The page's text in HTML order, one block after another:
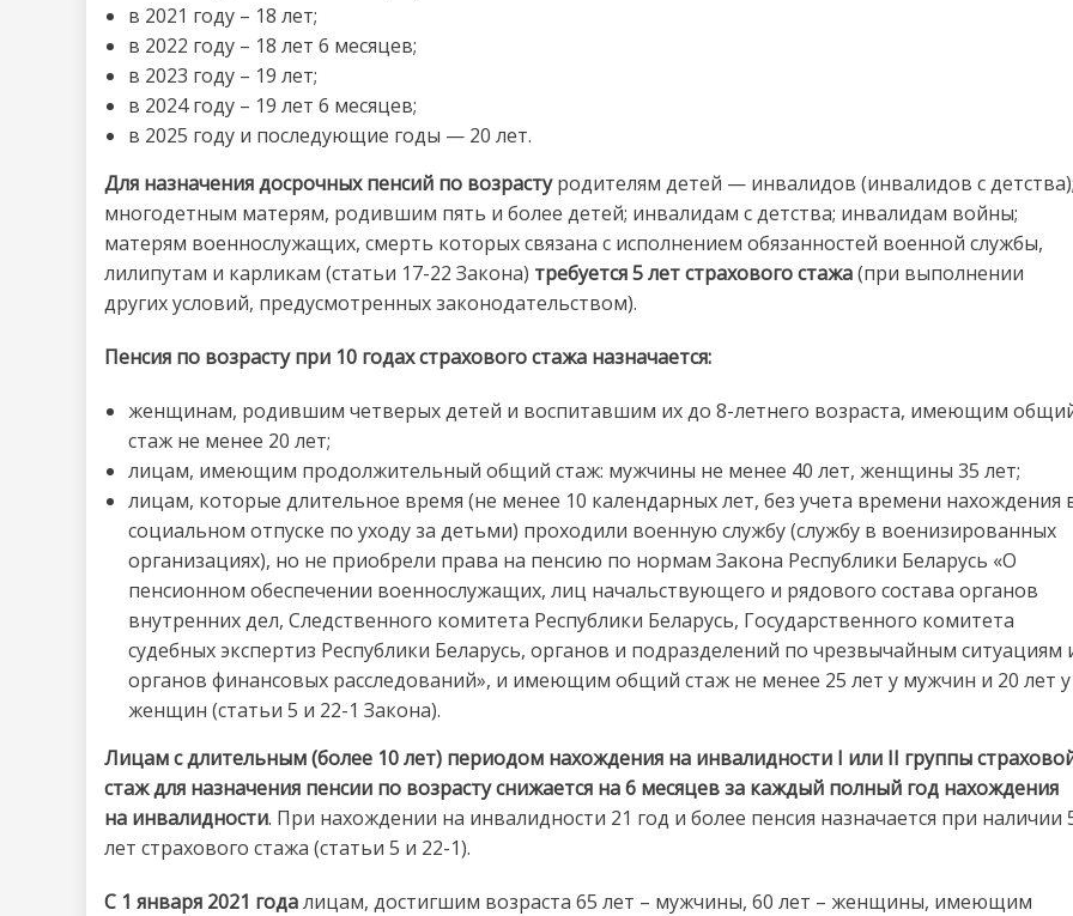
в 2021 году – 18 лет;
в 2022 году – 18 лет 6 месяцев;
в 2023 году – 19 лет;
в 2024 году – 19 лет 6 месяцев;
в 2025 году и последующие годы — 20 лет.
Для назначения досрочных пенсий по возрастуродителям детей — инвалидов (инвалидов с
многодетным матерям, родившим пять и более детей; инвалидам с детства; инвалидам войны;
матерям военнослужащих, смерть которых связана с исполнением обязанностей военной службы,
лилипутам и карликам (статьи 17-22 Закона) требуется 5 лет страхового стажа(при выполнении
других условий, предусмотренных законодательством).
Пенсия по возрасту при 10 годах страхового стажа назначается:
женщинам, родившим четверых детей и воспитавшим их до 8-летнего возраста, имеющим
стаж не менее 20 лет;
лицам, имеющим продолжительный общий стаж: мужчины не менее 40 лет, женщины 35 лет;
лицам, которые длительное время (не менее 10 календарных лет, без учета времени нахождения
социальном отпуске по уходу за детьми) проходили военную службу (службу в военизированных
организациях), но не приобрели права на пенсию по нормам Закона Республики Беларусь «О
пенсионном обеспечении военнослужащих, лиц начальствующего и рядового состава органов
внутренних дел, Следственного комитета Республики Беларусь, Государственного комитета
судебных экспертиз Республики Беларусь, органов и подразделений по чрезвычайным ситуациям
органов финансовых расследований», и имеющим общий стаж не менее 25 лет у мужчин и 20 лет у
женщин (статьи 5 и 22-1 Закона).
Лицам с длительным (более 10 лет) периодом нахождения на инвалидности I или II группы
стаж для назначения пенсии по возрасту снижается на 6 месяцев за каждый полный год нахождения
на инвалидности. При нахождении на инвалидности 21 год и более пенсия назначается при наличии
лет страхового стажа (статьи 5 и 22-1).
С 1 января 2021 годалицам, достигшим возраста 65 лет – мужчины, 60 лет – женщины, имеющим